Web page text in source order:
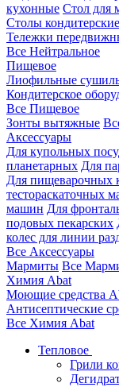
кухонные Стол для
Столы кондитерские
Тележки
Все Нейтральное
Пищевое
Лиофильные
Кондитерское
Все Пищевое
Зонты вытяжные
Аксессуары
Для купольных
планетарных Для
Для пищеварочных
тестораскаточных
машин Для
подовых пекарских
колес для линии
Все Аксессуары
Мармиты Все
Химия Abat
Моющие средства
Антисептические
Все Химия Abat
Тепловое
Грили